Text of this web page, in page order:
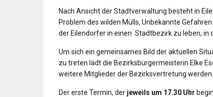
Nach Ansicht der Stadtverwaltung besteht
Problem des wilden Mülls, Unbekannte
der Eilendorfer in einen Stadtbezirk zu leben, in
Um sich ein gemeinsames Bild der aktuellen
zu treten lädt die Bezirksbürgermeisterin Elke
weitere Mitglieder der Bezirksvertretung werden
Der erste Termin, der jeweils um 17.30 Uhr